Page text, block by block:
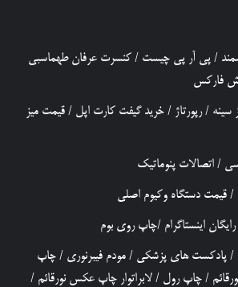
/ پی آر پی چیست / کنسرت عرفان طهماسبی
فارکس
سینه /رپورتاژ / خرید گیفت کارت اپل / قیمت میز
/ اتصالات پنوماتیک
/ قیمت دستگاه وکیوم اصلی
رایگان اینستاگرام /چاپ روی بوم
/ پادکست های پزشکی / مودم فیبرنوری / چاپ
/ چاپ رول / لابراتوار چاپ عکس نورقائم /